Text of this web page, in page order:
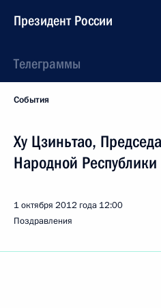
Президент России
Телеграммы
События
Ху Цзиньтао,
Народной Республики
1 октября 2012 года 12:00
Поздравления